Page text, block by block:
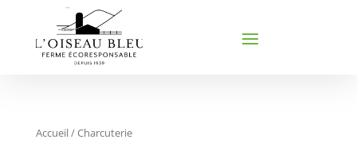
Accueil/ Charcuterie